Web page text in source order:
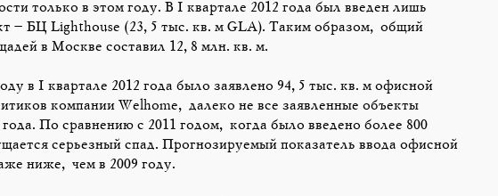
только в этом году. В I квартале 2012 года был введен лишь
– БЦ Lighthouse (23,5 тыс. кв. м GLA). Таким образом, общий
в Москве составил 12,8 млн. кв. м.
в I квартале 2012 года было заявлено 94,5 тыс. кв. м офисной
компании Welhome, далеко не все заявленные объекты
По сравнению с 2011 годом, когда было введено более 800
серьезный спад. Прогнозируемый показатель ввода офисной
ниже, чем в 2009 году.